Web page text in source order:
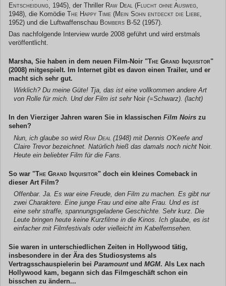
Entscheidung , 1945), der Thriller Raw Deal (Flucht ohne Ausweg
1948), die Komödie The Happy Time (Mein Sohn entdeckt die Liebe
1952) und die Luftwaffenschau Bombers B-52 (1957).
Das nachfolgende Interview wurde 2008 geführt und wird erstmals
veröffentlicht.
Marsha, Sie haben in dem neuen Film-Noir "The Grand Inquisitor"
(2008) mitgespielt. Im Internet gibt es davon einen Trailer, und er
macht sich sehr gut.
Wirklich? Du meine Güte! Tja, das ist eine vollkommen andere Art
von Rolle für mich. Und der Film ist sehr Noir (=Schwarz). (lacht)
In den Vierziger Jahren waren Sie in klassischen Film Noirs zu
sehen?
Nun, ich glaube so wird Raw Deal (1948) mit Dennis O'Keefe and
Claire Trevor bezeichnet. Natürlich hieß das damals noch nicht Noir
Heute ein beliebter Film für die Fans.
So war "The Grand Inquisitor" doch ein kleines Comeback in
dieser Art Film?
Offenbar. Ja. Es war eine Freude, den Film zu machen. Es gibt nur
zwei Charaktere. Eine junge Frau und eine alte Frau. Und es ist
eine sehr straffe, spannungsgeladene Geschichte. Sehr kurz. Die
Leute bringen heute keine Kurzfilme in die Kinos. Ich glaube, es ist
einfacher mit Filmfestivals oder vielleicht im Kabelfernsehen.
Sie waren in unterschiedlichen Zeiten in Hollywood tätig,
insbesondere in der Ära des Studiosystems als
Vertragsschauspielerin bei Paramountund MGM. Als Lex nach
Hollywood kam, begann sich das Filmgeschäft schon ein
bisschen zu ändern...